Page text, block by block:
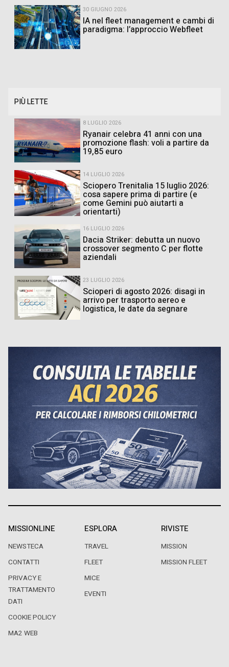
30 GIUGNO 2026
IA nel fleet management e cambi di
paradigma: l’approccio Webfleet
PIÙ LETTE
8 LUGLIO 2026
Ryanair celebra 41 anni con una
promozione flash: voli a partire da
19,85 euro
14 LUGLIO 2026
Sciopero Trenitalia 15 luglio 2026:
cosa sapere prima di partire (e
come Gemini può aiutarti a
orientarti)
16 LUGLIO 2026
Dacia Striker: debutta un nuovo
crossover segmento C per flotte
aziendali
23 LUGLIO 2026
Scioperi di agosto 2026: disagi in
arrivo per trasporto aereo e
logistica, le date da segnare
MISSIONLINE
NEWSTECA
CONTATTI
PRIVACY E
TRATTAMENTO
DATI
COOKIE POLICY
MA2 WEB
ESPLORA
TRAVEL
FLEET
MICE
EVENTI
RIVISTE
MISSION
MISSION FLEET